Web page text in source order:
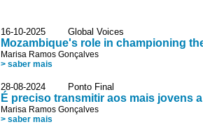
16-10-2025 Global Voices
Mozambique's role in championing
Marisa Ramos Gonçalves
> saber mais
28-08-2024 Ponto Final
É preciso transmitir aos mais jovens
Marisa Ramos Gonçalves
> saber mais